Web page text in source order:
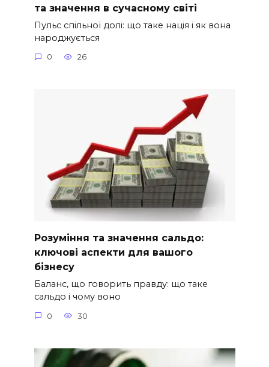
та значення в сучасному світі
Пульс спільної долі: що таке нація і як вона
народжується
0 26
Розуміння та значення сальдо:
ключові аспекти для вашого
бізнесу
Баланс, що говорить правду: що таке
сальдо і чому воно
0 30